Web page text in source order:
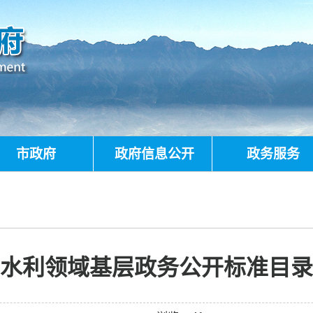
市政府 政府信息公开 政务服务
水利领域基层政务公开标准目录